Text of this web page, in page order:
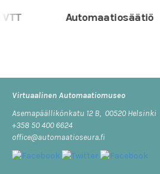
Automaatiosäätiö
Virtuaalinen Automaatiomuseo
Asemapäällikönkatu 12 B, 00520 Helsinki
+358 50 400 6624
office@automaatioseura.fi